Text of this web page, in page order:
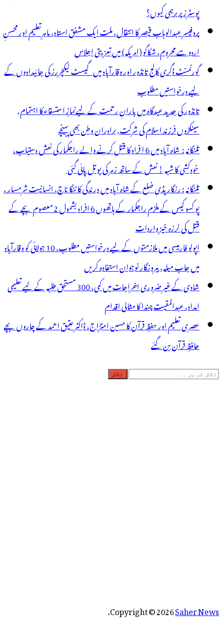
انوکھا
پوسٹرز پر برہمی کیوں؟
پروفیسر عبدالوہاب قیصر کا انتقال، ملت ایک مشفق استاد، ماہرِتعلیم اور محسنِ
اردو سے محروم، شکاگو (امریکہ) میں تعزیتی اجلاس
گورنمنٹ ڈگری کالج تانڈور اور وقارآباد میں گیسٹ لیکچررز کی جائیدادوں کے
لیے درخواستیں مطلوب
تانڈور کی جدید عیدگاہ میں بارانِ رحمت کے لیےنمازِ استسقاء کا اہتمام,
سینکڑوں فرزند اسلام کی شرکت, برادران وطن بھی پہنچے
تلنگانہ : شاہ آباد میں 6 ا فراد کا قتل کرنے والے راجکمار کی نعش دستیاب،
خودکشی کا شبہ ! نعش کے ساتھ زہر کی بوتل پائی گئی
تلنگانہ : رنگاریڈی ضلع کے شاہ آباد میں درندگی کا ننگا ناچ، انسانیت شرمسار ،
پو کسو کیس کے ملزم راجکمار کے ہاتھوں 6 افراد بشمول 2 معصوم بچے کے
قتل کی لرزہ خیز واردات
اپولو فارمیسی میں ملازمتوں کے لیے درخواستیں مطلوب، 10 جولائی کو وقارآباد
میں جاب میلہ، بیروزگار نوجوان استفادہ کریں
شادی کے غیر ضروری اخراجات میں کمی، 300 مستحق طلبہ کے لیے تعلیمی
امداد، عبدالمقیت چندا کا مثالی اقدام
عصری تعلیم اور حفظِ قرآن کا حسین امتزاج، ڈاکٹر عتیق احمد کے چاروں بچے
حافظِ قرآن بن گئے
تلاش
Copyright © 2026Saher News
.